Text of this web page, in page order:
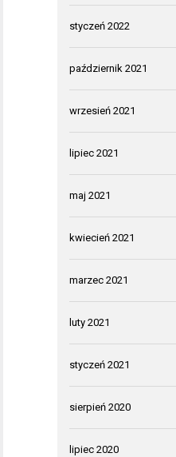
styczeń 2022
październik 2021
wrzesień 2021
lipiec 2021
maj 2021
kwiecień 2021
marzec 2021
luty 2021
styczeń 2021
sierpień 2020
lipiec 2020